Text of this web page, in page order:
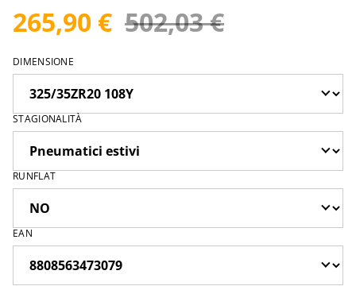
265,90 € 502,03 €
DIMENSIONE
STAGIONALITÀ
RUNFLAT
EAN